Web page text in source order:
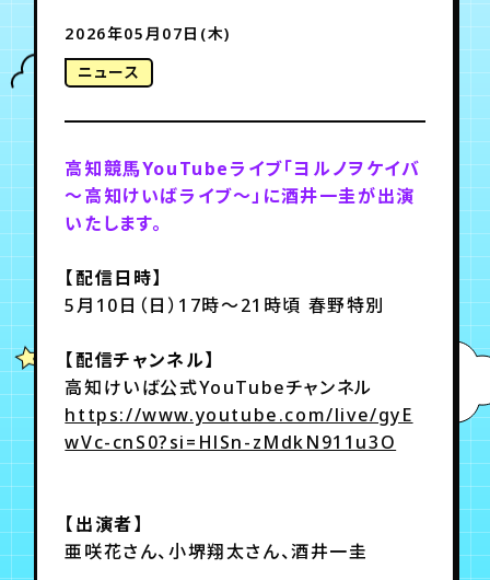
年会員制ファンクラブ
会員登録
チケット お知らせ ムービー
チケット
FC TICKET
お知らせ
月会員制ファンクラブ
2026年05月07日(木)
ニュース
高知競馬YouTubeライブ「ヨルノヲケイバ
～高知けいばライブ～」に酒井一圭が出演
いたします。
【配信日時】
5月10日（日）17時～21時頃 春野特別
【配信チャンネル】
高知けいば公式YouTubeチャンネル
https://www.youtube.com/live/gyE
wVc-cnS0?si=HlSn-zMdkN911u3O
【出演者】
亜咲花さん、小堺翔太さん、酒井一圭